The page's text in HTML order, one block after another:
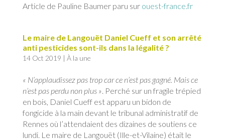
Article de Pauline Baumer paru sur ouest-france.fr
Le maire de Langouët Daniel Cueff et son arrêté
anti pesticides sont-ils dans la légalité ?
14 Oct 2019 | À la une
« N’applaudissez pas trop car ce n’est pas gagné. Mais ce
n’est pas perdu non plus » . Perché sur un fragile trépied
en bois, Daniel Cueff est apparu un bidon de
fongicide à la main devant le tribunal administratif de
Rennes où l’attendaient des dizaines de soutiens ce
lundi. Le maire de Langouët (Ille-et-Vilaine) était le